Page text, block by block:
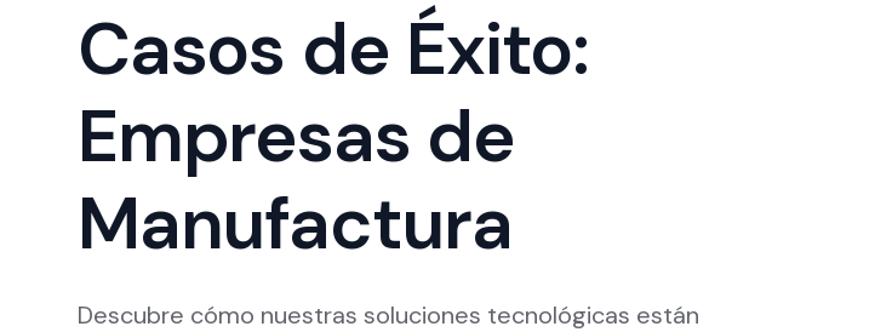
Casos de Éxito:
Empresas de
Manufactura
Descubre cómo nuestras soluciones tecnológicas están